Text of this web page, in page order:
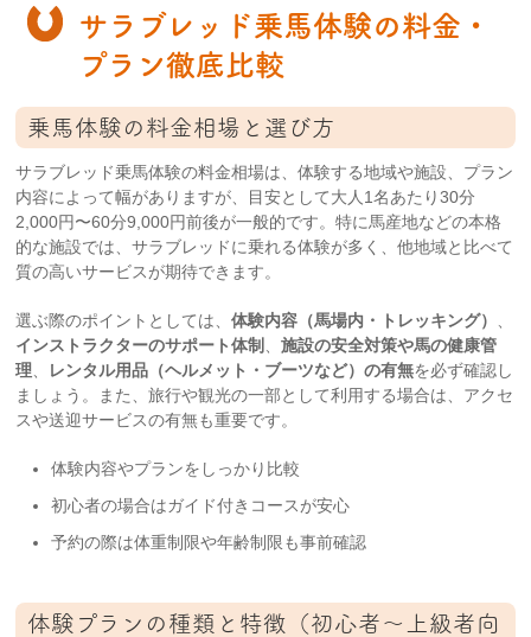
サラブレッド乗馬体験の料金・
プラン徹底比較
乗馬体験の料金相場と選び方
サラブレッド乗馬体験の料金相場は、体験する地域や施設、プラン
内容によって幅がありますが、目安として大人1名あたり30分
2,000円〜60分9,000円前後が一般的です。特に馬産地などの本格
的な施設では、サラブレッドに乗れる体験が多く、他地域と比べて
質の高いサービスが期待できます。
選ぶ際のポイントとしては、体験内容（馬場内・トレッキング） 、
インストラクターのサポート体制 、施設の安全対策や馬の健康管
理、 レンタル用品（ヘルメット・ブーツなど）の有無を必ず確認し
ましょう。また、旅行や観光の一部として利用する場合は、アクセ
スや送迎サービスの有無も重要です。
体験内容やプランをしっかり比較
初心者の場合はガイド付きコースが安心
予約の際は体重制限や年齢制限も事前確認
体験プランの種類と特徴（初心者〜上級者向